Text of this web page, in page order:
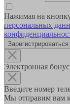
Нажимая на
персональных
Зарегистрироваться
Электронная
Введите номер
Мы отправим вам